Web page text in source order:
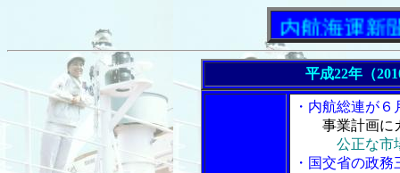
「内航海運新聞」ニ
平成22年（
・内航総連が
事業計画に
公正な市
・国交省の政